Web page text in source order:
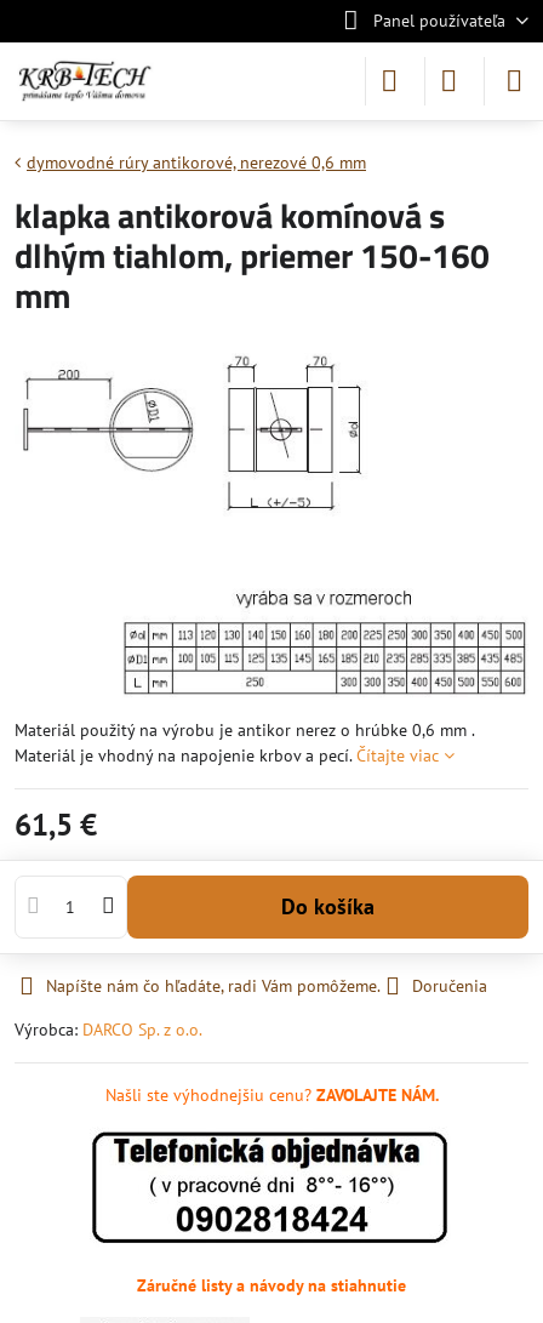
Panel používateľa
dymovodné rúry antikorové, nerezové 0,6 mm
klapka antikorová komínová s
dlhým tiahlom, priemer 150-160
mm
Materiál použitý na výrobu je antikor nerez o hrúbke 0,6 mm .
Materiál je vhodný na napojenie krbov a pecí.Čítajte viac
61,5 €
Do košíka
Napíšte nám čo hľadáte, radi Vám pomôžeme.
Doručenia
Výrobca: DARCO Sp. z o.o.
Našli ste výhodnejšiu cenu?ZAVOLAJTE NÁM.
Záručné listy a návody na stiahnutie